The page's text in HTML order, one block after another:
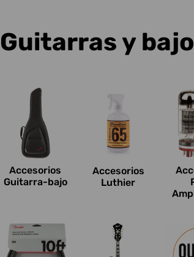
C
c
c
o
Guitarras y
Accesorios
Guitarra-bajo
Accesorios
Luthier